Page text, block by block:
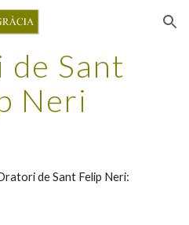
Skip to navigation
Sant
Neri
de Sant Felip Neri: